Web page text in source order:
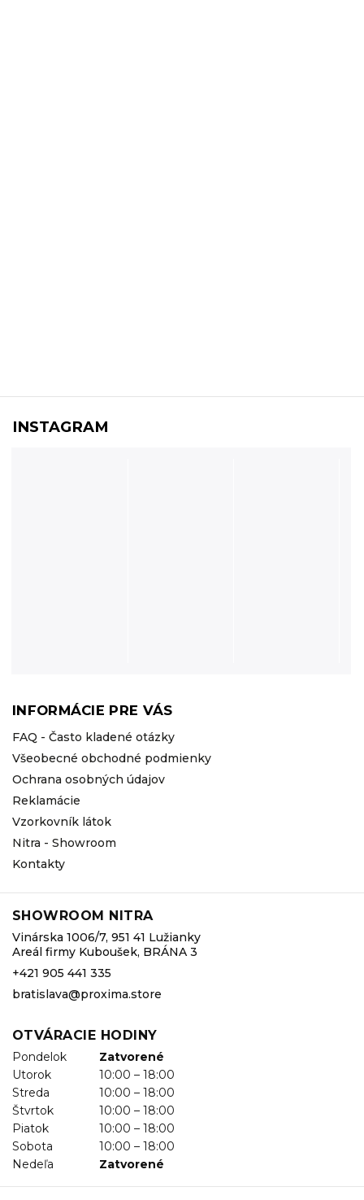
INFORMÁCIE PRE VÁS
FAQ - Často kladené otázky
Všeobecné obchodné podmienky
Ochrana osobných údajov
Reklamácie
Vzorkovník látok
Nitra - Showroom
Kontakty
SHOWROOM NITRA
Vinárska 1006/7, 951 41 Lužianky
Areál firmy Kuboušek, BRÁNA 3
+421 905 441 335
bratislava@proxima.store
OTVÁRACIE HODINY
Pondelok
Zatvorené
Utorok
10:00 – 18:00
Streda
10:00 – 18:00
Štvrtok
10:00 – 18:00
Piatok
10:00 – 18:00
Sobota
10:00 – 18:00
Nedeľa
Zatvorené
INSTAGRAM